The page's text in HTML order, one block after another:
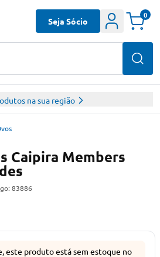
Seja Sócio
0
na sua região
Caipira Members
83886
este produto está sem estoque no